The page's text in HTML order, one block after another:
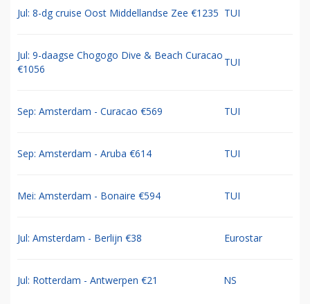
Jul: 8-dg cruise Oost Middellandse Zee €1235 TUI
Jul: 9-daagse Chogogo Dive & Beach Curacao
€1056
TUI
Sep: Amsterdam - Curacao €569 TUI
Sep: Amsterdam - Aruba €614 TUI
Mei: Amsterdam - Bonaire €594 TUI
Jul: Amsterdam - Berlijn €38 Eurostar
Jul: Rotterdam - Antwerpen €21 NS